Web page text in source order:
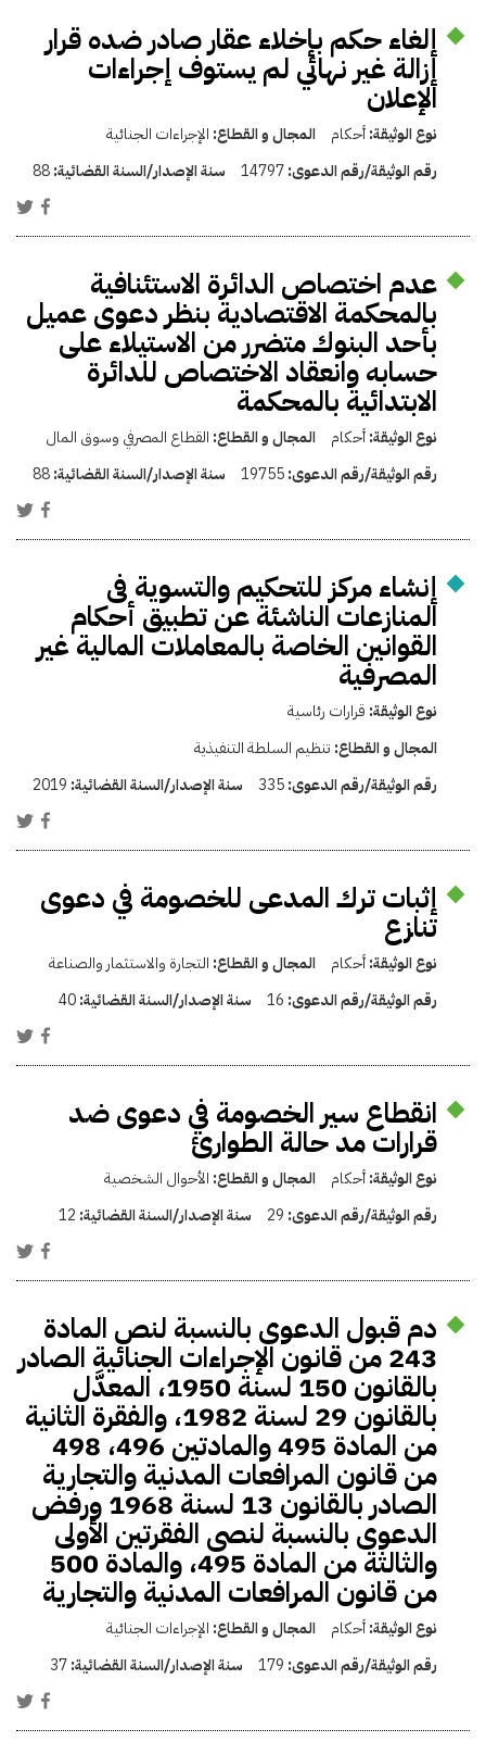
إلغاء حكم بإخلاء عقار صادر ضده قرار
إزالة غير نهائي لم يستوف إجراءات
الإعلان
نوع الوثيقة:أحكام المجال و القطاع: الإجراءات الجنائية
رقم الوثيقة/رقم الدعوى:14797 سنة الإصدار/السنة القضائية:88
عدم اختصاص الدائرة الاستئنافية
بالمحكمة الاقتصادية بنظر دعوى عميل
بأحد البنوك متضرر من الاستيلاء على
حسابه وانعقاد الاختصاص للدائرة
الابتدائية بالمحكمة
نوع الوثيقة:أحكام المجال و القطاع: القطاع المصرفي وسوق المال
رقم الوثيقة/رقم الدعوى:19755 سنة الإصدار/السنة القضائية:88
إنشاء مركز للتحكيم والتسوية فى
المنازعات الناشئة عن تطبيق أحكام
القوانين الخاصة بالمعاملات المالية غير
المصرفية
نوع الوثيقة: قرارات رئاسية
المجال و القطاع: تنظيم السلطة التنفيذية
رقم الوثيقة/رقم الدعوى:335 سنة الإصدار/السنة القضائية: 2019
إثبات ترك المدعى للخصومة في دعوى
تنازع
نوع الوثيقة:أحكام المجال و القطاع: التجارة والاستثمار والصناعة
رقم الوثيقة/رقم الدعوى: 16 سنة الإصدار/السنة القضائية:40
انقطاع سير الخصومة في دعوى ضد
قرارات مد حالة الطوارئ
نوع الوثيقة:أحكام المجال و القطاع: الأحوال الشخصية
رقم الوثيقة/رقم الدعوى: 29 سنة الإصدار/السنة القضائية: 12
دم قبول الدعوى بالنسبة لنص المادة
243 من قانون الإجراءات الجنائية الصادر
بالقانون 150 لسنة 1950، المعدَّل
بالقانون 29 لسنة 1982، والفقرة الثانية
من المادة 495 والمادتين 496، 498
من قانون المرافعات المدنية والتجارية
الصادر بالقانون 13 لسنة 1968 ورفض
الدعوى بالنسبة لنصى الفقرتين الأولى
والثالثة من المادة 495، والمادة 500
من قانون المرافعات المدنية والتجارية
نوع الوثيقة:أحكام المجال و القطاع: الإجراءات الجنائية
رقم الوثيقة/رقم الدعوى: 179 سنة الإصدار/السنة القضائية:37